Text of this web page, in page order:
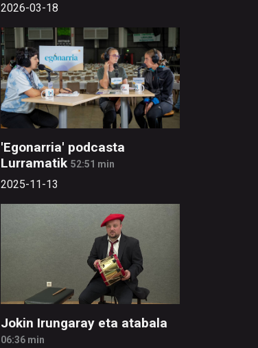
2026-03-18
'Egonarria' podcasta
Lurramatik 52:51 min
2025-11-13
Jokin Irungaray eta atabala
06:36 min